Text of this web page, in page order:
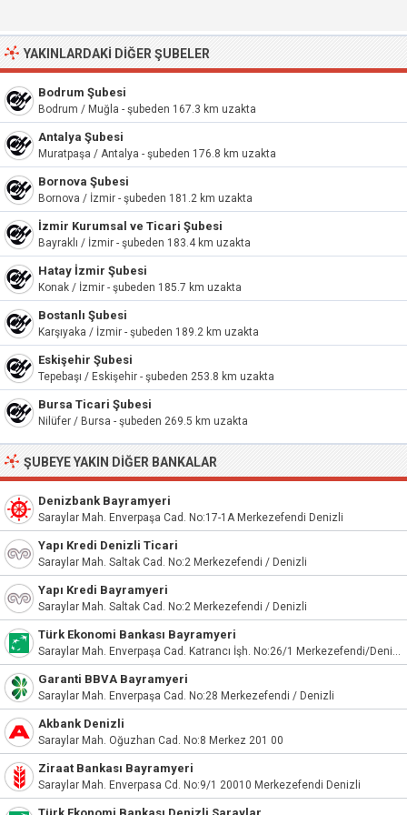
YAKINLARDAKI DIĞER ŞUBELER
Bodrum Şubesi
Bodrum / Muğla - şubeden 167.3 km uzakta
Antalya Şubesi
Muratpaşa / Antalya - şubeden 176.8 km uzakta
Bornova Şubesi
Bornova / İzmir - şubeden 181.2 km uzakta
İzmir Kurumsal ve Ticari Şubesi
Bayraklı / İzmir - şubeden 183.4 km uzakta
Hatay İzmir Şubesi
Konak / İzmir - şubeden 185.7 km uzakta
Bostanlı Şubesi
Karşıyaka / İzmir - şubeden 189.2 km uzakta
Eskişehir Şubesi
Tepebaşı / Eskişehir - şubeden 253.8 km uzakta
Bursa Ticari Şubesi
Nilüfer / Bursa - şubeden 269.5 km uzakta
ŞUBEYE YAKIN DIĞER BANKALAR
Denizbank Bayramyeri
Saraylar Mah. Enverpaşa Cad. No:17-1A Merkezefendi Denizli
Yapı Kredi Denizli Ticari
Saraylar Mah. Saltak Cad. No:2 Merkezefendi / Denizli
Yapı Kredi Bayramyeri
Saraylar Mah. Saltak Cad. No:2 Merkezefendi / Denizli
Türk Ekonomi Bankası Bayramyeri
Saraylar Mah. Enverpaşa Cad. Katrancı İşh. No:26/1 Merkezefendi/Denizli
Garanti BBVA Bayramyeri
Saraylar Mah. Enverpaşa Cad. No:28 Merkezefendi / Denizli
Akbank Denizli
Saraylar Mah. Oğuzhan Cad. No:8 Merkez 201 00
Ziraat Bankası Bayramyeri
Saraylar Mah. Enverpasa Cd. No:9/1 20010 Merkezefendi Denizli